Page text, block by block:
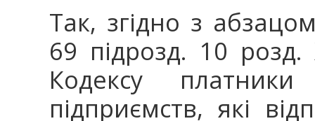
Так, згідно з
69 підрозд. 10 розд.
Кодексу
підприємств, які